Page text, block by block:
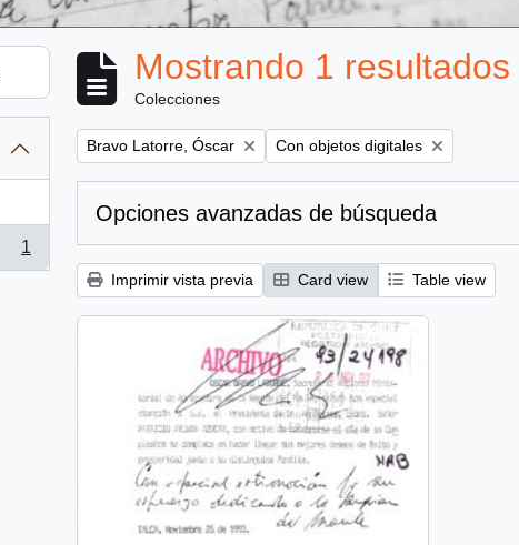
1
Mostrando 1 resultados
Colecciones
Remove filter:
Bravo Latorre, Óscar Remove filter:
Con objetos digitales
Opciones avanzadas de búsqueda
Imprimir vista previa Card view Table view